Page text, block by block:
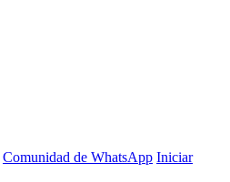
Comunidad de WhatsApp Iniciar